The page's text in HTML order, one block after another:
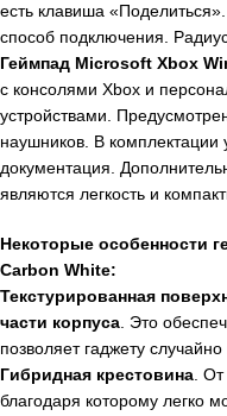
есть клавиша
способ подключения.
Геймпад Microsoft Xbox
с консолями Xbox и
устройствами.
наушников. В комплектации
документация.
являются легкость и
Некоторые особенности
Carbon White:
Текстурированная
части корпуса . Это
позволяет гаджету случайно
Гибридная крестовина .
благодаря которому легко